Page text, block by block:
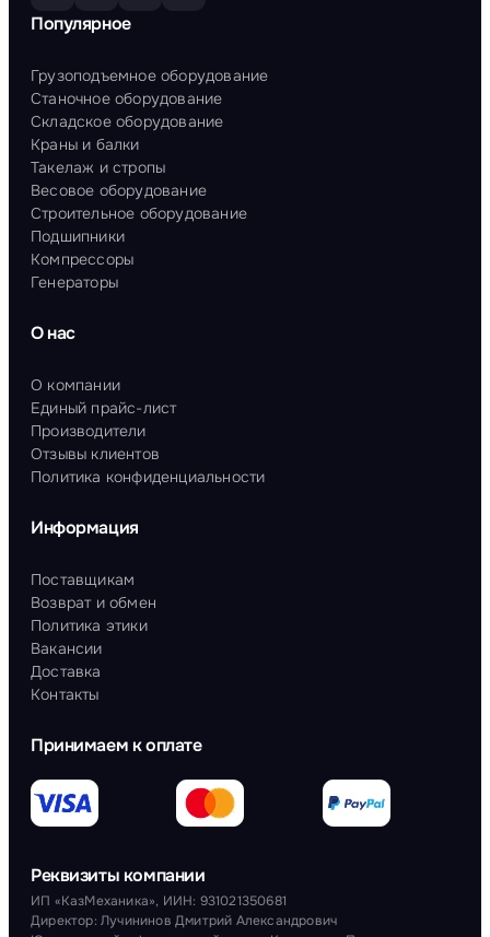
Популярное
Грузоподъемное оборудование
Станочное оборудование
Складское оборудование
Краны и балки
Такелаж и стропы
Весовое оборудование
Строительное оборудование
Подшипники
Компрессоры
Генераторы
О нас
О компании
Единый прайс-лист
Производители
Отзывы клиентов
Политика конфиденциальности
Информация
Поставщикам
Возврат и обмен
Политика этики
Вакансии
Доставка
Контакты
Принимаем к оплате
Реквизиты компании
ИП «КазМеханика», ИИН: 931021350681
Директор: Лучининов Дмитрий Александрович